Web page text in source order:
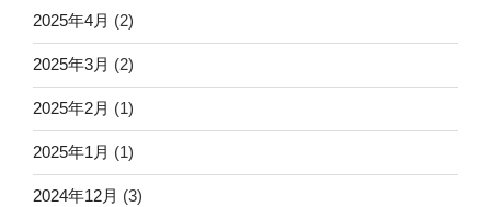
2025年4月 (2)
2025年3月 (2)
2025年2月 (1)
2025年1月 (1)
2024年12月 (3)